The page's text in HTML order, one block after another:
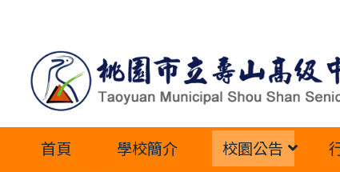
內
首頁 學校簡介 校園公告